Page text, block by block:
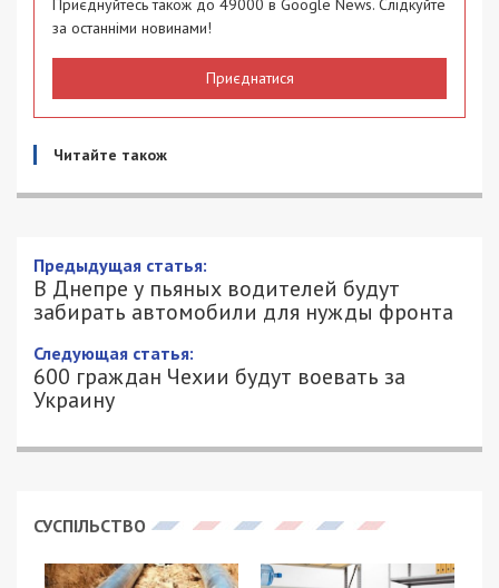
Приєднуйтесь також до 49000 в Google News. Слідкуйте
за останніми новинами!
Приєднатися
Читайте також
В Днепре у пьяных водителей будут
забирать автомобили для нужды
фронта
12/03/2022 - 14:57
АЛЕКСЕЙ ВАЛЕНКО - СПЕЦИАЛЬНО
отправлять их на нужды Вооруженных сил
заместитель начальника главного управления